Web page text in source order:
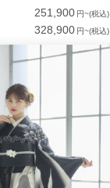
251,900 円~(税込)
328,900 円~(税込)